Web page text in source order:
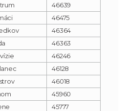
46639
46475
46364
46363
46246
46128
46018
45960
45777